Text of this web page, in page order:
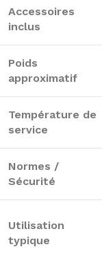
Accessoires
inclus
Poids
approximatif
Température de
service
Normes /
Sécurité
Utilisation
typique